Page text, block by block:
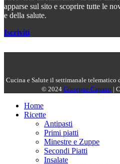
apparse sul sito e scoprire tutte le
e della salute.
Iscriviti
Cucina e Salute il settimanale telematico
© 2024 Giuseppe Capano |
Home
Ricette
Antipasti
Primi piatti
Minestre e Zuppe
Secondi Piatti
Insalate